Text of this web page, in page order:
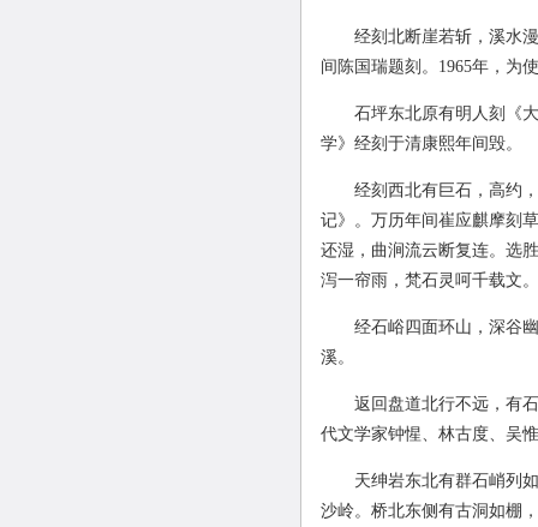
经刻北断崖若斩，溪水
间陈国瑞题刻。1965年，为
石坪东北原有明人刻《
学》经刻于清康熙年间毁。
经刻西北有巨石，高约
记》。万历年间崔应麒摩刻
还湿，曲涧流云断复连。选
泻一帘雨，梵石灵呵千载文
经石峪四面环山，深谷
溪。
返回盘道北行不远，有
代文学家钟惺、林古度、吴
天绅岩东北有群石峭列
沙岭。桥北东侧有古洞如棚